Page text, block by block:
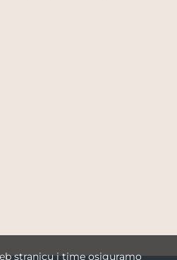
stranicu i time osiguramo